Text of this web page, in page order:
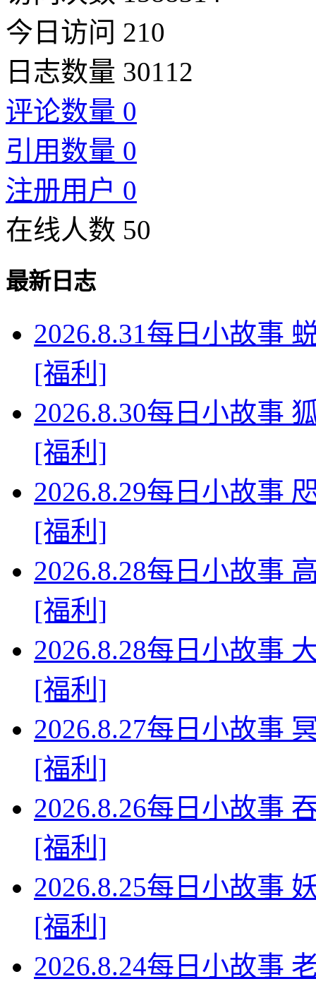
今日访问 210
日志数量 30112
评论数量 0
引用数量 0
注册用户 0
在线人数 50
最新日志
2026.8.31每日小故事
[福利]
2026.8.30每日小故事
[福利]
2026.8.29每日小故事
[福利]
2026.8.28每日小故事
[福利]
2026.8.28每日小故事
[福利]
2026.8.27每日小故事
[福利]
2026.8.26每日小故事
[福利]
2026.8.25每日小故事
[福利]
2026.8.24每日小故事